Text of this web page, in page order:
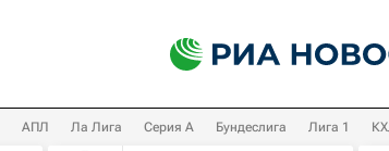
АПЛ Ла Лига Серия А Бундеслига Лига 1